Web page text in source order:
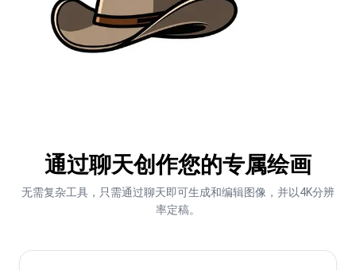
通过聊天创作您的专属绘画
无需复杂工具，只需通过聊天即可生成和编辑图像，并以4K分辨
率定稿。